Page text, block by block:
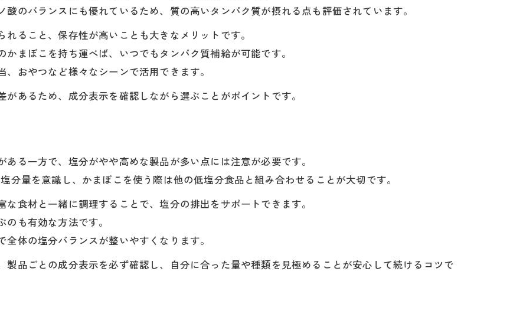
のバランスにも優れているため、質の高いタンパク質が摂れる点も評価されています。
ること、保存性が高いことも大きなメリットです。
まぼこを持ち運べば、いつでもタンパク質補給が可能です。
おやつなど様々なシーンで活用できます。
あるため、成分表示を確認しながら選ぶことがポイントです。
る一方で、塩分がやや高めな製品が多い点には注意が必要です。
分量を意識し、かまぼこを使う際は他の低塩分食品と組み合わせることが大切です。
食材と一緒に調理することで、塩分の排出をサポートできます。
も有効な方法です。
体の塩分バランスが整いやすくなります。
品ごとの成分表示を必ず確認し、自分に合った量や種類を見極めることが安心して続けるコツで